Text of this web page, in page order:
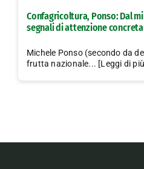
Lavora con noi
Confagricoltura, Ponso: Dal
segnali di attenzione
Michele Ponso (secondo da
frutta nazionale... [Leggi di